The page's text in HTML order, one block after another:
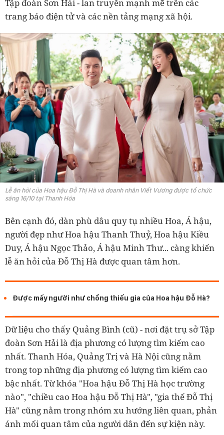
Tập đoàn Sơn Hải - lan truyền mạnh mẽ trên các
trang báo điện tử và các nền tảng mạng xã hội.
Lễ ăn hỏi của Hoa hậu Đỗ Thị Hà và doanh nhân Viết Vương được tổ chức
sáng 16/10 tại Thanh Hóa
Bên cạnh đó, dàn phù dâu quy tụ nhiều Hoa, Á hậu,
người đẹp như Hoa hậu Thanh Thuỷ, Hoa hậu Kiều
Duy, Á hậu Ngọc Thảo, Á hậu Minh Thư... càng khiến
lễ ăn hỏi của Đỗ Thị Hà được quan tâm hơn.
Được mấy người như chồng thiếu gia của Hoa hậu Đỗ Hà?
Dữ liệu cho thấy Quảng Bình (cũ) - nơi đặt trụ sở Tập
đoàn Sơn Hải là địa phương có lượng tìm kiếm cao
nhất. Thanh Hóa, Quảng Trị và Hà Nội cũng nằm
trong top những địa phương có lượng tìm kiếm cao
bậc nhất. Từ khóa "Hoa hậu Đỗ Thị Hà học trường
nào", "chiều cao Hoa hậu Đỗ Thị Hà", "gia thế Đỗ Thị
Hà" cũng nằm trong nhóm xu hướng liên quan, phản
ánh mối quan tâm của người dân đến sự kiện này.